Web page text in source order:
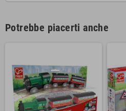
Potrebbe piacerti anche